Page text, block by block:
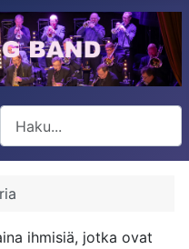
Type 2 or more characters
ihmisiä, jotka ovat